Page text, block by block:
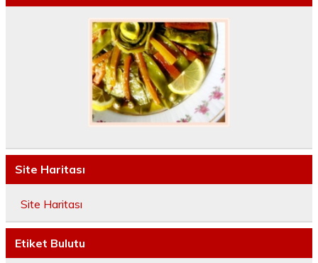
Site Haritası
Site Haritası
Etiket Bulutu